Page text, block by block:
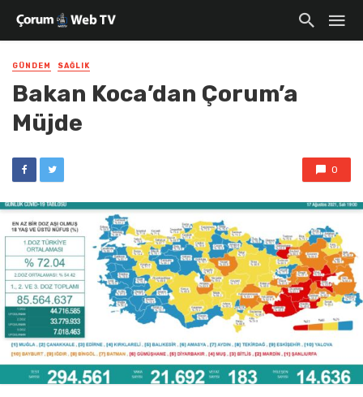
GÜNDEM SAĞLIK
Bakan Koca’dan Çorum’a
Müjde
0